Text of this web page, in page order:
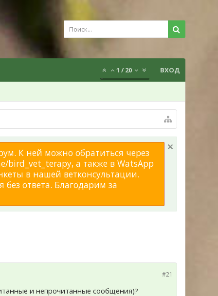
1 / 20 ВХОД
К ней можно обратиться через
bird_vet_terapy, а также в WatsApp
в нашей ветконсультации.
ответа. Благодарим за
#21
и непрочитанные сообщения)?